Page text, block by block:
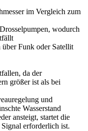
im Vergleich zum
wodurch
Funk oder Satellit
da der
größer ist als bei
und
Wasserstand
ansteigt, startet die
Signal erforderlich ist.